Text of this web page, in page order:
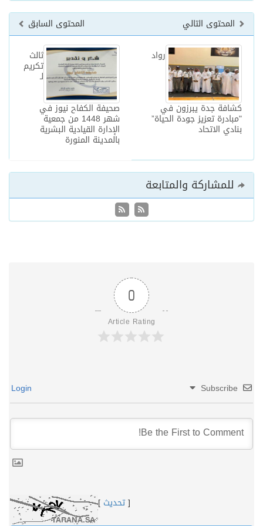
المحتوى السابق
المحتوى التالي
ثالث
تكريم
لـ
صحيفة الكفاح نيوز في
شهر 1448 من جمعية
الإدارة القيادية البشرية
بالمدينة المنورة
رواد
كشافة جدة يبرزون في
"مبادرة تعزيز جودة الحياة”
بنادي الاتحاد
للمشاركة والمتابعة
0
Article Rating
Subscribe
[تحديث ]